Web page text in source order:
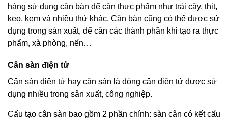
hàng sử dụng cân bàn để cân thực phẩm như trái cây, thịt,
kẹo, kem và nhiều thứ khác. Cân bàn cũng có thể được sử
dụng trong sản xuất, để cân các thành phần khi tạo ra thực
phẩm, xà phòng, nến…
Cân sàn điện tử
Cân sàn điện tử hay cân sàn là dòng cân điện tử được sử
dụng nhiều trong sản xuất, công nghiệp.
Cấu tạo cân sàn bao gồm 2 phần chính: sàn cân có kết cấu